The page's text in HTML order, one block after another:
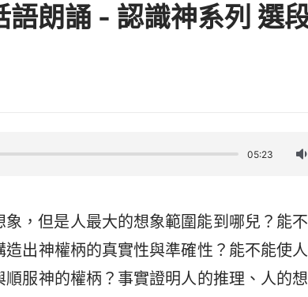
語朗誦 - 認識神系列 選
05:23
，但是人最大的想象範圍能到哪兒？能
出神權柄的真實性與準確性？能不能使
服神的權柄？事實證明人的推理、人的